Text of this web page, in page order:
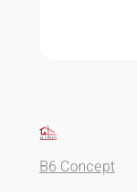
B6 Concept